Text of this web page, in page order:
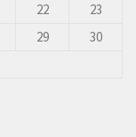
22
23
29
30